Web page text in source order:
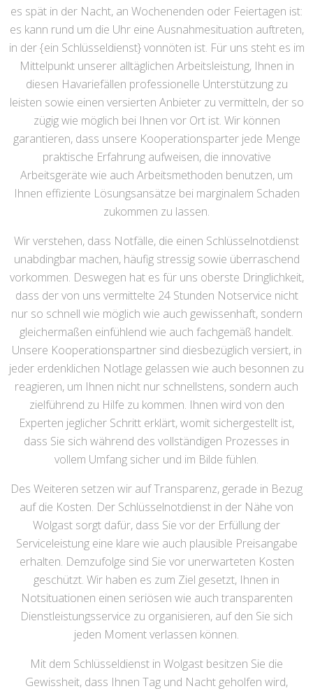
es spät in der Nacht, an Wochenenden oder Feiertagen ist:
es kann rund um die Uhr eine Ausnahmesituation auftreten,
in der {ein Schlüsseldienst} vonnöten ist. Für uns steht es im
Mittelpunkt unserer alltäglichen Arbeitsleistung, Ihnen in
diesen Havariefällen professionelle Unterstützung zu
leisten sowie einen versierten Anbieter zu vermitteln, der so
zügig wie möglich bei Ihnen vor Ort ist. Wir können
garantieren, dass unsere Kooperationsparter jede Menge
praktische Erfahrung aufweisen, die innovative
Arbeitsgeräte wie auch Arbeitsmethoden benutzen, um
Ihnen effiziente Lösungsansätze bei marginalem Schaden
zukommen zu lassen.
Wir verstehen, dass Notfälle, die einen Schlüsselnotdienst
unabdingbar machen, häufig stressig sowie überraschend
vorkommen. Deswegen hat es für uns oberste Dringlichkeit,
dass der von uns vermittelte 24 Stunden Notservice nicht
nur so schnell wie möglich wie auch gewissenhaft, sondern
gleichermaßen einfühlend wie auch fachgemäß handelt.
Unsere Kooperationspartner sind diesbezüglich versiert, in
jeder erdenklichen Notlage gelassen wie auch besonnen zu
reagieren, um Ihnen nicht nur schnellstens, sondern auch
zielführend zu Hilfe zu kommen. Ihnen wird von den
Experten jeglicher Schritt erklärt, womit sichergestellt ist,
dass Sie sich während des vollständigen Prozesses in
vollem Umfang sicher und im Bilde fühlen.
Des Weiteren setzen wir auf Transparenz, gerade in Bezug
auf die Kosten. Der Schlüsselnotdienst in der Nähe von
Wolgast sorgt dafür, dass Sie vor der Erfüllung der
Serviceleistung eine klare wie auch plausible Preisangabe
erhalten. Demzufolge sind Sie vor unerwarteten Kosten
geschützt. Wir haben es zum Ziel gesetzt, Ihnen in
Notsituationen einen seriösen wie auch transparenten
Dienstleistungsservice zu organisieren, auf den Sie sich
jeden Moment verlassen können.
Mit dem Schlüsseldienst in Wolgast besitzen Sie die
Gewissheit, dass Ihnen Tag und Nacht geholfen wird,